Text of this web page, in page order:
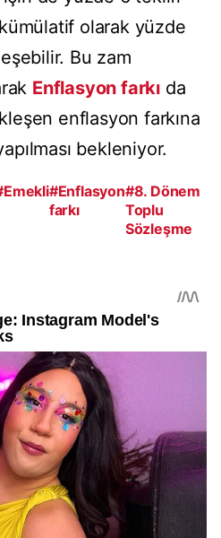
olarak yüzde
Bu zam
Enflasyon farkı da
enflasyon farkına
bekleniyor.
#Enflasyon
farkı
#8. Dönem
Toplu
Sözleşme